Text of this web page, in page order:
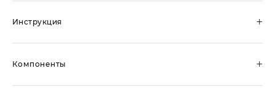
Инструкция +
Компоненты +